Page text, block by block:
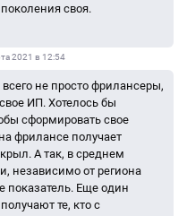
своя.
2021 в 12:54
не просто фрилансеры,
ИП. Хотелось бы
сформировать свое
фрилансе получает
А так, в среднем
независимо от региона
показатель. Еще один
те, кто с